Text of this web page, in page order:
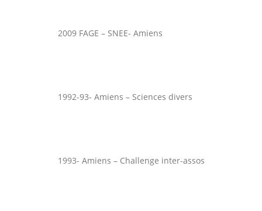
2009 FAGE – SNEE- Amiens
1992-93- Amiens – Sciences divers
1993- Amiens – Challenge inter-assos